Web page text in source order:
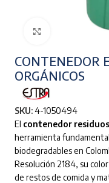
Clic para
CONTENEDOR
ORGÁNICOS
SKU:4-1050494
El contenedor
herramienta
biodegradables en
Resolución 2184, su
de restos de comida y